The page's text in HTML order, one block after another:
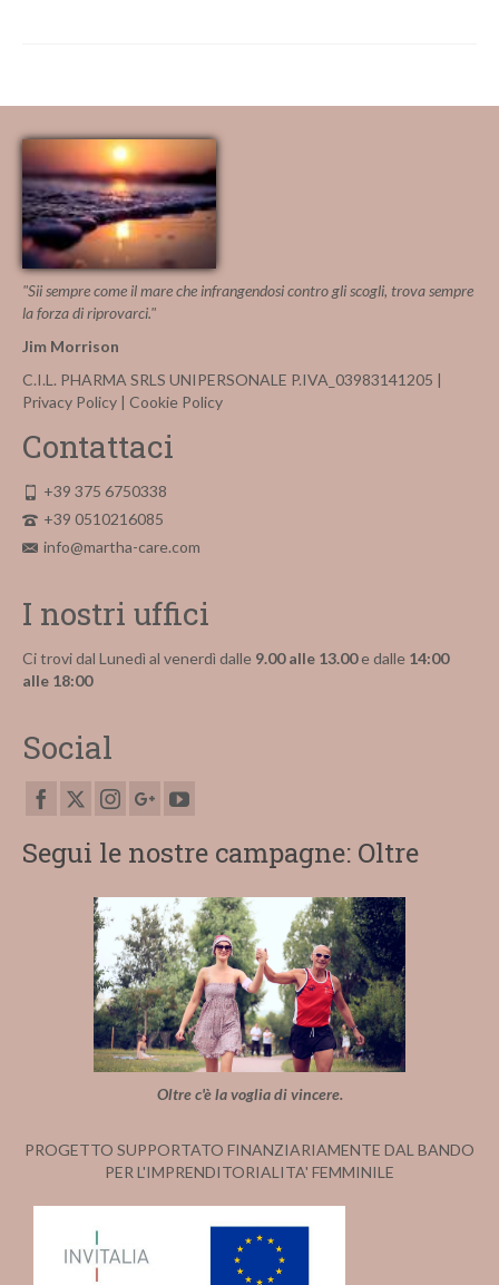
"Sii sempre come il mare che infrangendosi contro gli scogli, trova sempre
la forza di riprovarci."
Jim Morrison
C.I.L. PHARMA SRLS UNIPERSONALE P.IVA_03983141205 |
Privacy Policy | Cookie Policy
Contattaci
+39 375 6750338
+39 0510216085
info@martha-care.com
I nostri uffici
Ci trovi dal Lunedì al venerdì dalle 9.00 alle 13.00e dalle 14:00
alle 18:00
Social
Segui le nostre campagne: Oltre
Oltre c'è la voglia di vincere.
PROGETTO SUPPORTATO FINANZIARIAMENTE DAL BANDO
PER L'IMPRENDITORIALITA' FEMMINILE